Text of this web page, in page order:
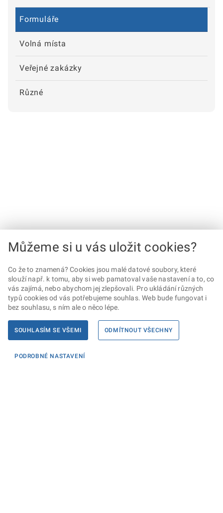
Formuláře
Volná místa
Veřejné zakázky
Různé
Můžeme si u vás uložit cookies?
Co že to znamená? Cookies jsou malé datové soubory, které
slouží např. k tomu, aby si web pamatoval vaše nastavení a to, co
vás zajímá, nebo abychom jej zlepšovali. Pro ukládání různých
typů cookies od vás potřebujeme souhlas. Web bude fungovat i
bez souhlasu, s ním ale o něco lépe.
SOUHLASÍM SE VŠEMI ODMÍTNOUT VŠECHNY
PODROBNÉ NASTAVENÍ